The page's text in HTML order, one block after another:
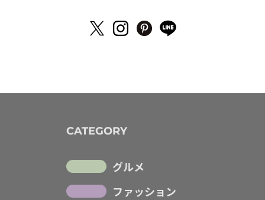
CATEGORY
グルメ
ファッション